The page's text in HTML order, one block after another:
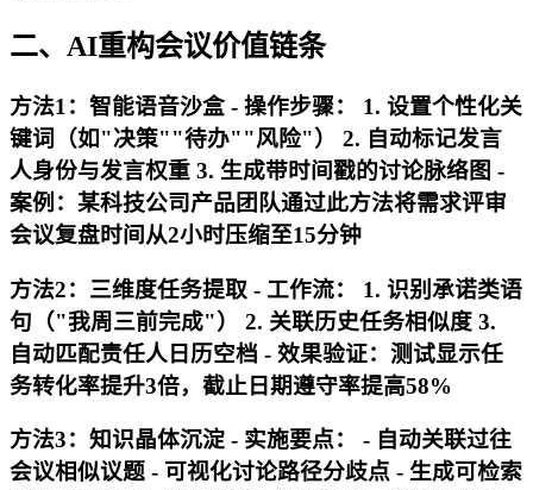
二、AI重构会议价值链条
方法1：智能语音沙盒 - 操作步骤： 1. 设置个性化关
键词（如"决策""待办""风险"） 2. 自动标记发言
人身份与发言权重 3. 生成带时间戳的讨论脉络图 -
案例 ：某科技公司产品团队通过此方法将需求评审
会议复盘时间从2小时压缩至15分钟
方法2：三维度任务提取 - 工作流： 1. 识别承诺类语
句（"我周三前完成"） 2. 关联历史任务相似度 3.
自动匹配责任人日历空档 - 效果验证：测试显示任
务转化率提升3倍，截止日期遵守率提高58%
方法3：知识晶体沉淀 - 实施要点： - 自动关联过往
会议相似议题 - 可视化讨论路径分歧点 - 生成可检索